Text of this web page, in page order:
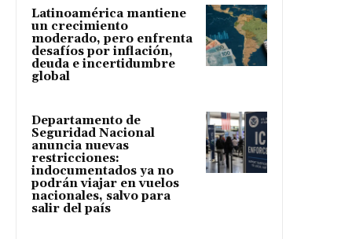
Latinoamérica mantiene
un crecimiento
moderado, pero enfrenta
desafíos por inflación,
deuda e incertidumbre
global
Departamento de
Seguridad Nacional
anuncia nuevas
restricciones:
indocumentados ya no
podrán viajar en vuelos
nacionales, salvo para
salir del país